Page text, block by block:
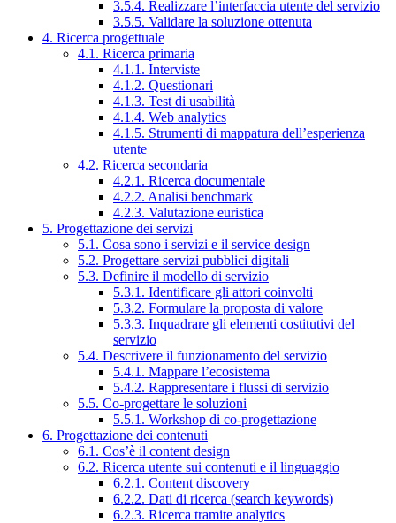
3.5.4. Realizzare l’interfaccia utente del servizio
3.5.5. Validare la soluzione ottenuta
4. Ricerca progettuale
4.1. Ricerca primaria
4.1.1. Interviste
4.1.2. Questionari
4.1.3. Test di usabilità
4.1.4. Web analytics
4.1.5. Strumenti di mappatura dell’esperienza
utente
4.2. Ricerca secondaria
4.2.1. Ricerca documentale
4.2.2. Analisi benchmark
4.2.3. Valutazione euristica
5. Progettazione dei servizi
5.1. Cosa sono i servizi e il service design
5.2. Progettare servizi pubblici digitali
5.3. Definire il modello di servizio
5.3.1. Identificare gli attori coinvolti
5.3.2. Formulare la proposta di valore
5.3.3. Inquadrare gli elementi costitutivi del
servizio
5.4. Descrivere il funzionamento del servizio
5.4.1. Mappare l’ecosistema
5.4.2. Rappresentare i flussi di servizio
5.5. Co-progettare le soluzioni
5.5.1. Workshop di co-progettazione
6. Progettazione dei contenuti
6.1. Cos’è il content design
6.2. Ricerca utente sui contenuti e il linguaggio
6.2.1. Content discovery
6.2.2. Dati di ricerca (search keywords)
6.2.3. Ricerca tramite analytics